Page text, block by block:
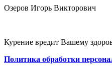
Озеров Игорь Викторович
Курение вредит Вашему
Политика обработки